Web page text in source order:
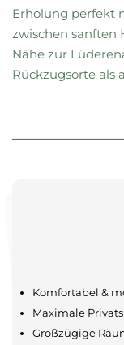
Erholung perfekt
zwischen sanften
Nähe zur
Rückzugsorte als
Komfortabel &
Maximale
Großzügige